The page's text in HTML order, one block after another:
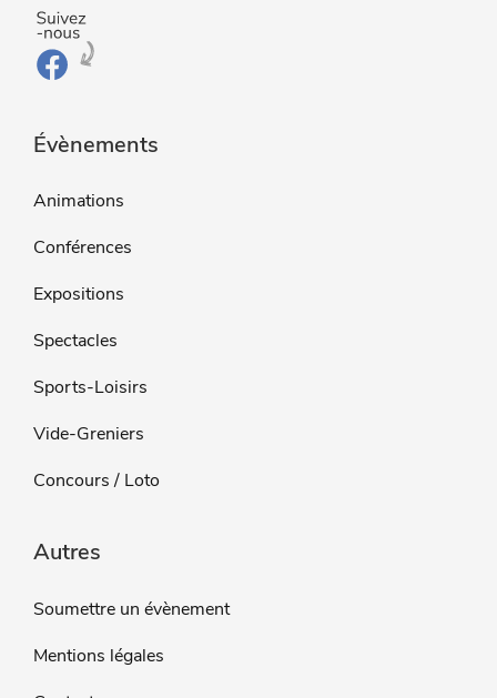
Évènements
Animations
Conférences
Expositions
Spectacles
Sports-Loisirs
Vide-Greniers
Concours / Loto
Autres
Soumettre un évènement
Mentions légales